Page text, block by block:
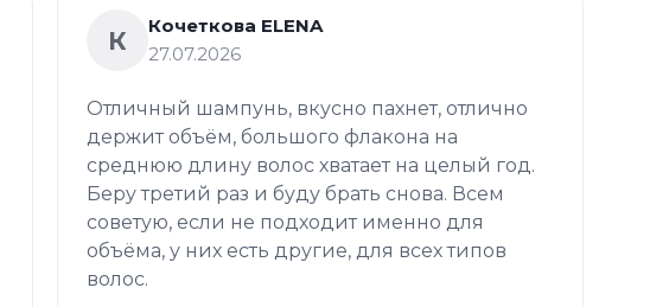
К
Кочеткова ELENA
27.07.2026
Отличный шампунь, вкусно пахнет, отлично
держит объём, большого флакона на
среднюю длину волос хватает на целый год.
Беру третий раз и буду брать снова. Всем
советую, если не подходит именно для
объёма, у них есть другие, для всех типов
волос.